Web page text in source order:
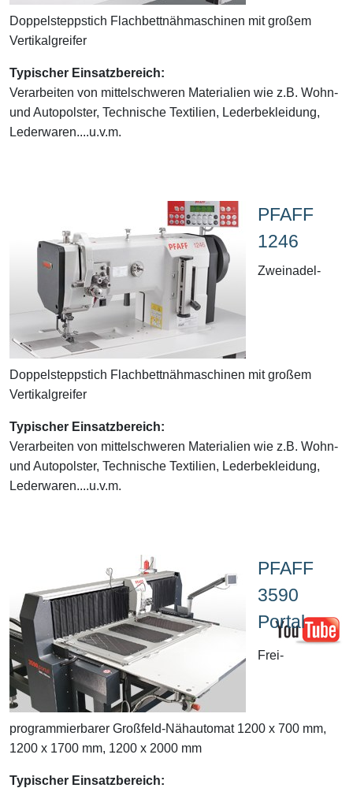
Doppelsteppstich Flachbettnähmaschinen mit großem
Vertikalgreifer
Typischer Einsatzbereich:
Verarbeiten von mittelschweren Materialien wie z.B. Wohn-
und Autopolster, Technische Textilien, Lederbekleidung,
Lederwaren....u.v.m.
PFAFF
1246
Zweinadel-
Doppelsteppstich Flachbettnähmaschinen mit großem
Vertikalgreifer
Typischer Einsatzbereich:
Verarbeiten von mittelschweren Materialien wie z.B. Wohn-
und Autopolster, Technische Textilien, Lederbekleidung,
Lederwaren....u.v.m.
PFAFF
3590
Portal
Frei-
programmierbarer Großfeld-Nähautomat 1200 x 700 mm,
1200 x 1700 mm, 1200 x 2000 mm
Typischer Einsatzbereich: